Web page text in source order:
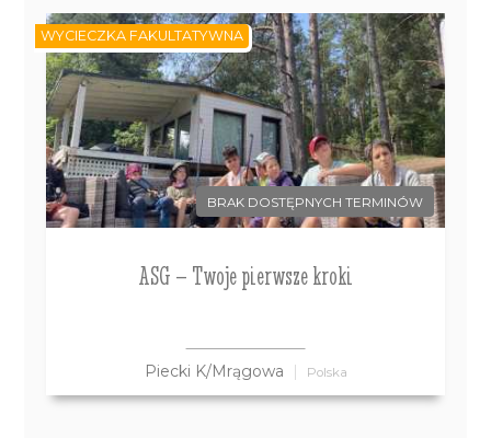
BRAK DOSTĘPNYCH TERMINÓW
ASG – Twoje pierwsze kroki
Piecki K/Mrągowa Polska
WYCIECZKA FAKULTATYWNA